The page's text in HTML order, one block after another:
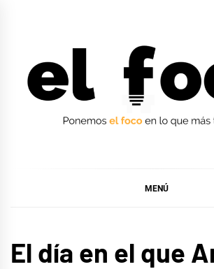
MENÚ
El día en el que